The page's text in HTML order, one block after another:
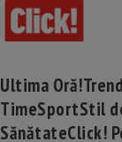
Ultima Oră!
TimeSportStil
SănătateClick!